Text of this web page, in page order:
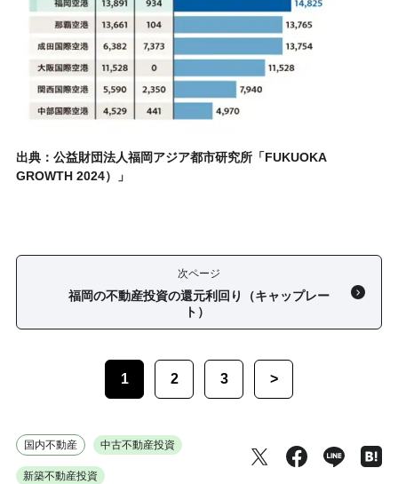
出典：公益財団法人福岡アジア都市研究所「FUKUOKA
GROWTH 2024）」
次ページ
福岡の不動産投資の還元利回り（キャップレー
ト）
1 2 3 >
国内不動産 中古不動産投資
新築不動産投資